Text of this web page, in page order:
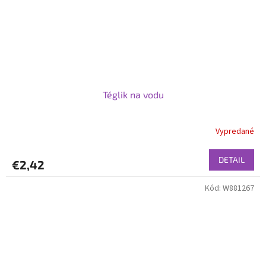
Téglik na vodu
Vypredané
€2,42 DETAIL
Kód: W881267